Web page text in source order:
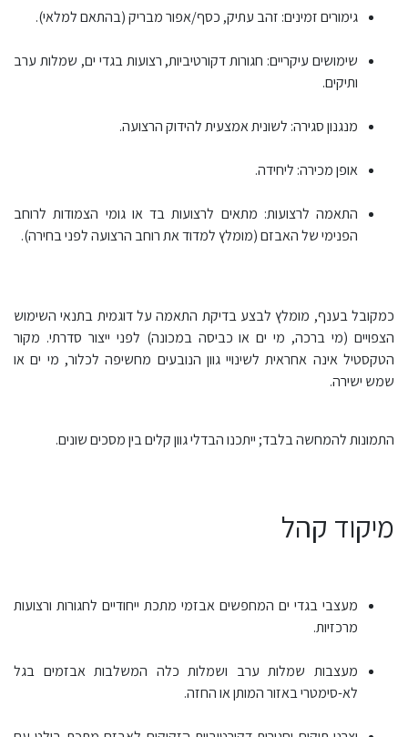
גימורים זמינים: זהב עתיק, כסף/אפור מבריק (בהתאם למלאי).
שימושים עיקריים: חגורות דקורטיביות, רצועות בגדי ים, שמלות ערב
ותיקים.
מנגנון סגירה: לשונית אמצעית להידוק הרצועה.
אופן מכירה: ליחידה.
התאמה לרצועות: מתאים לרצועות בד או גומי הצמודות לרוחב
הפנימי של האבזם (מומלץ למדוד את רוחב הרצועה לפני בחירה).
כמקובל בענף, מומלץ לבצע בדיקת התאמה על דוגמית בתנאי השימוש
הצפויים (מי ברכה, מי ים או כביסה במכונה) לפני ייצור סדרתי. מקור
הטקסטיל אינה אחראית לשינויי גוון הנובעים מחשיפה לכלור, מי ים או
שמש ישירה.
התמונות להמחשה בלבד; ייתכנו הבדלי גוון קלים בין מסכים שונים.
מיקוד קהל
מעצבי בגדי ים המחפשים אבזמי מתכת ייחודיים לחגורות ורצועות
מרכזיות.
מעצבות שמלות ערב ושמלות כלה המשלבות אבזמים בגל
לא-סימטרי באזור המותן או החזה.